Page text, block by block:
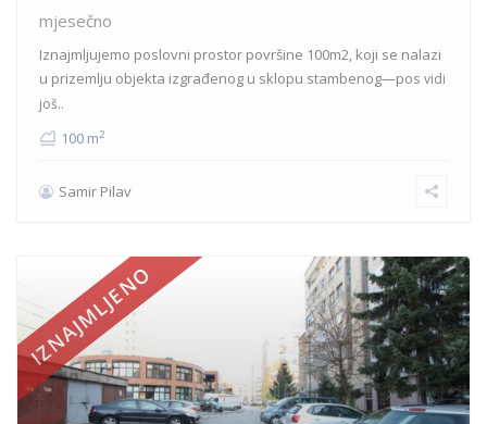
mjesečno
Iznajmljujemo poslovni prostor površine 100m2, koji se nalazi
u prizemlju objekta izgrađenog u sklopu stambenog—pos vidi
još..
100 m2
Samir Pilav
IZNAJMLJENO